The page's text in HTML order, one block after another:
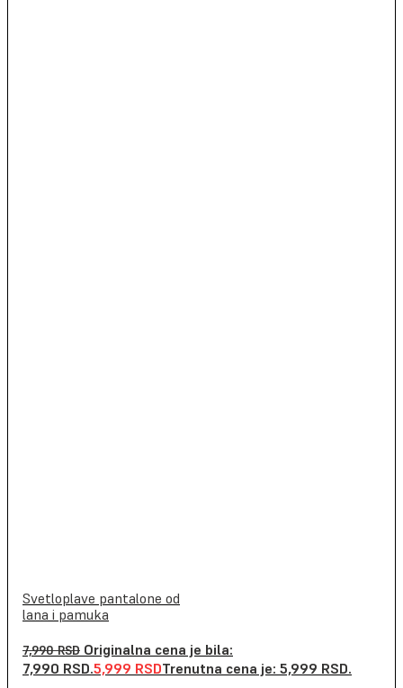
Svetloplave pantalone od
lana i pamuka
7,990RSD Originalna cena je bila:
7,990 RSD.5,999 RSDTrenutna cena je: 5,999 RSD.